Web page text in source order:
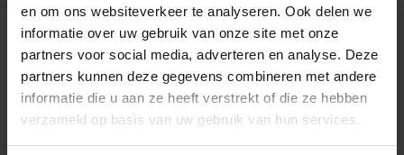
en om ons websiteverkeer te analyseren. Ook delen we
informatie over uw gebruik van onze site met onze
partners voor social media, adverteren en analyse. Deze
partners kunnen deze gegevens combineren met andere
informatie die u aan ze heeft verstrekt of die ze hebben
verzameld op basis van uw gebruik van hun services.
Op werkdagen voor 15.00 uur besteld, dezelfde dag
verzonden.Gratis verzending
Zakje 60 gram
Art# 16819S
Op voorraad
€2,40
Totaal:€2,40
Strooibus 200 gram
Art# 16819Z